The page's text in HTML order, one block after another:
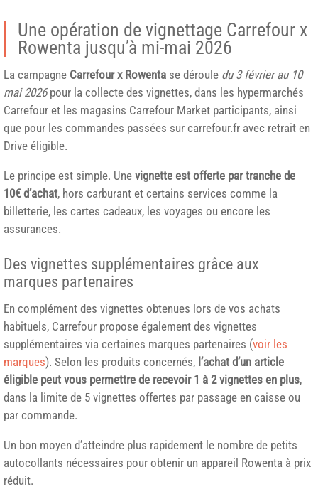
Une opération de vignettage Carrefour x
Rowenta jusqu’à mi-mai 2026
La campagne Carrefour x Rowenta se déroule du 3 février au 10
mai 2026pour la collecte des vignettes, dans les hypermarchés
Carrefour et les magasins Carrefour Market participants, ainsi
que pour les commandes passées sur carrefour.fr avec retrait en
Drive éligible.
Le principe est simple. Une vignette est offerte par tranche de
10€ d’achat, hors carburant et certains services comme la
billetterie, les cartes cadeaux, les voyages ou encore les
assurances.
Des vignettes supplémentaires grâce aux
marques partenaires
En complément des vignettes obtenues lors de vos achats
habituels, Carrefour propose également des vignettes
supplémentaires via certaines marques partenaires (voir les
marques). Selon les produits concernés, l’achat d’un article
éligible peut vous permettre de recevoir 1 à 2 vignettes en plus,
dans la limite de 5 vignettes offertes par passage en caisse ou
par commande.
Un bon moyen d’atteindre plus rapidement le nombre de petits
autocollants nécessaires pour obtenir un appareil Rowenta à prix
réduit.